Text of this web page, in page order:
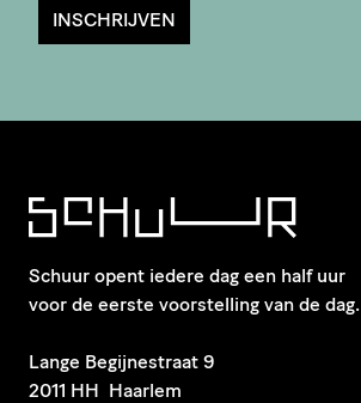
INSCHRIJVEN
Schuur opent iedere dag een half uur
voor de eerste voorstelling van de dag.
​Lange Begijnestraat 9
2011 HH Haarlem